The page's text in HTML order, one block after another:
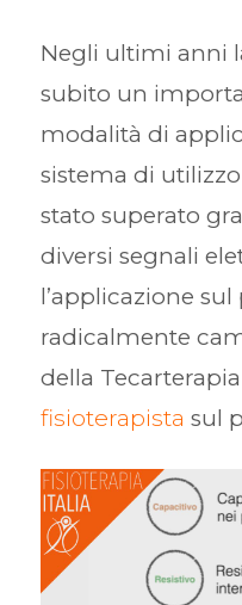
Negli ultimi anni
subito un
modalità di
sistema di
stato superato
diversi segnali
l’applicazione
radicalmente
della
fisioterapista sul